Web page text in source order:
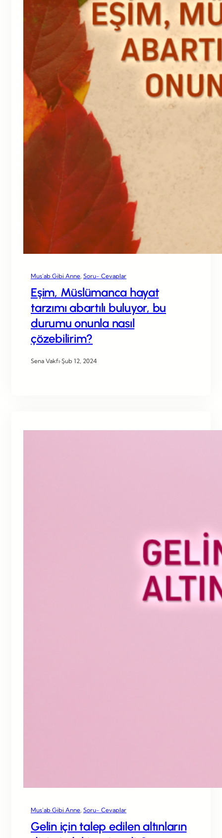
Mus’ab Gibi Anne Soru- Cevaplar
Eşim, Müslümanca hayat
tarzımı abartılı buluyor, bu
durumu onunla nasıl
çözebilirim?
Sena Vakfı·Şub 12, 2024
Mus’ab Gibi Anne Soru- Cevaplar
Gelin için talep edilen altınların